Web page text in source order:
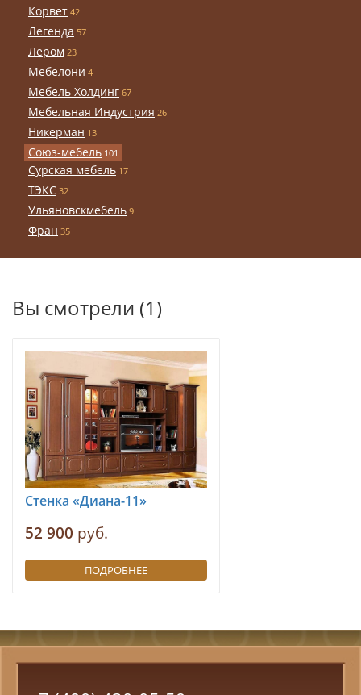
Корвет 42
Легенда 57
Лером 23
Мебелони 4
Мебель Холдинг 67
Мебельная Индустрия 26
Никерман 13
Союз-мебель 101
Сурская мебель 17
ТЭКС 32
Ульяновскмебель 9
Фран 35
Вы смотрели (1)
Стенка «Диана-11»
52 900 руб.
ПОДРОБНЕЕ